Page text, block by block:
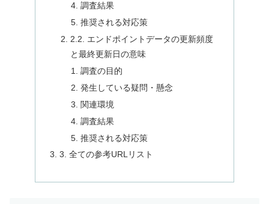
調査結果
推奨される対応策
2.2. エンドポイントデータの更新頻度
と最終更新日の意味
調査の目的
発生している疑問・懸念
関連環境
調査結果
推奨される対応策
3. 全ての参考URLリスト